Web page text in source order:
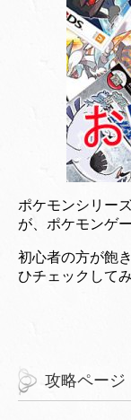
ポケモンシリー
が、ポケモンゲ
初心者の方が飽
ひチェックして
攻略ページ